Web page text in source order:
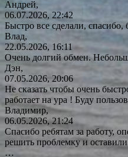
Андрей,
06.07.2026, 22:42
Быстро все сделали, спасибо,
Влад,
22.05.2026, 16:11
Очень долгий обмен.
Дэн,
07.05.2026, 20:06
Не сказать чтобы очень
работает на ура ! Буду
Владимир,
06.05.2026, 21:24
Спасибо ребятам за работу,
решить проблемку и
…